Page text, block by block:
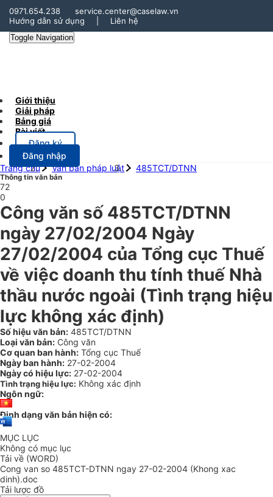
0971.654.238
service.center@caselaw.vn
Hướng dẫn sử dụng
Liên hệ
Toggle Navigation
Giới thiệu
Giải pháp
Bảng giá
Bài viết
Đăng ký
Đăng nhập
Trang chủ
Văn bản pháp luật 485TCT/DTNN
Thông tin văn bản
72
0
Công văn số 485TCT/DTNN
ngày 27/02/2004 Ngày
27/02/2004 của Tổng cục Thuế
về việc doanh thu tính thuế Nhà
thầu nước ngoài (Tình trạng hiệu
lực không xác định)
Số hiệu văn bản: 485TCT/DTNN
Loại văn bản: Công văn
Cơ quan ban hành: Tổng cục Thuế
Ngày ban hành: 27-02-2004
Ngày có hiệu lực: 27-02-2004
Tình trạng hiệu lực: Không xác định
Ngôn ngữ:
Định dạng văn bản hiện có:
MỤC LỤC
Không có mục lục
Tải về (WORD)
Cong van so 485TCT-DTNN ngay 27-02-2004 (Khong xac
dinh).doc
Tải lược đồ